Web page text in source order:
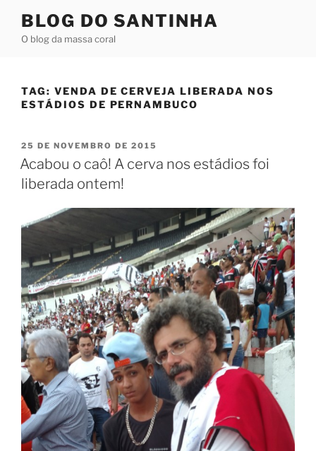
BLOG DO SANTINHA
O blog da massa coral
TAG: VENDA DE CERVEJA LIBERADA NOS
ESTÁDIOS DE PERNAMBUCO
PUBLICADO
EM
25 DE NOVEMBRO DE 2015
Acabou o caô! A cerva nos estádios foi
liberada ontem!